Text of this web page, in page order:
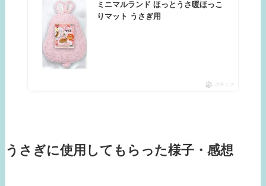
ミニマルランド ほっとうさ暖ほっこ
りマット うさぎ用
ポチップ
うさぎに使用してもらった様子・感想